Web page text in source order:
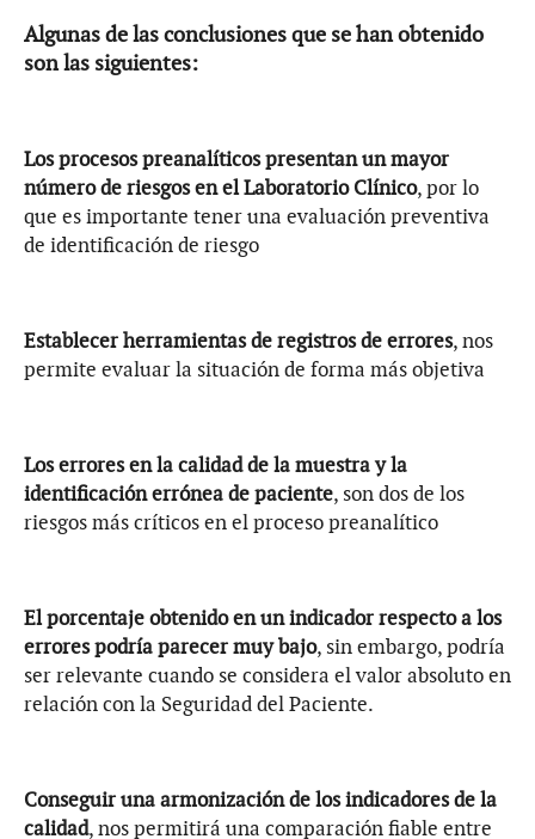
Algunas de las conclusiones que se han obtenido
son las siguientes:
Los procesos preanalíticos presentan un mayor
número de riesgos en el Laboratorio Clínico, por lo
que es importante tener una evaluación preventiva
de identificación de riesgo
Establecer herramientas de registros de errores, nos
permite evaluar la situación de forma más objetiva
Los errores en la calidad de la muestra y la
identificación errónea de paciente, son dos de los
riesgos más críticos en el proceso preanalítico
El porcentaje obtenido en un indicador respecto a los
errores podría parecer muy bajo, sin embargo, podría
ser relevante cuando se considera el valor absoluto en
relación con la Seguridad del Paciente.
Conseguir una armonización de los indicadores de la
calidad, nos permitirá una comparación fiable entre